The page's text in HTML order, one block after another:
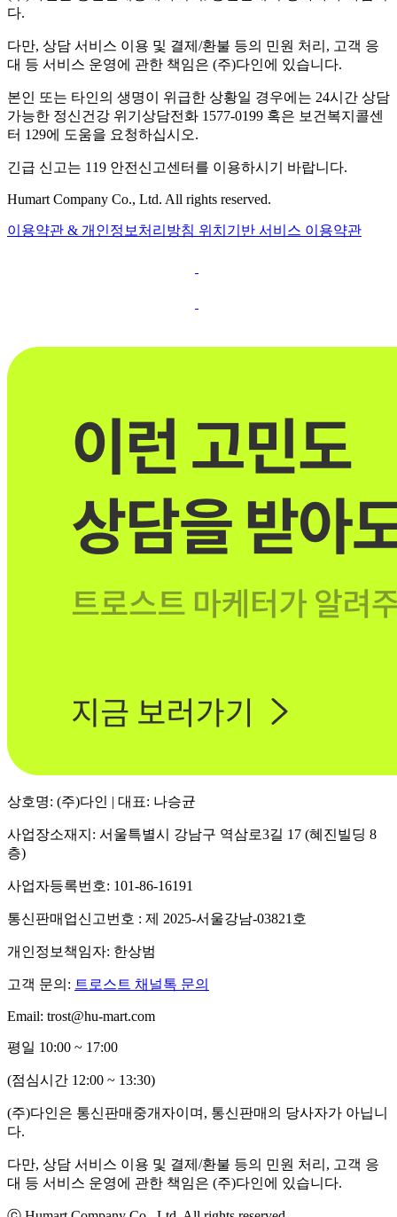
다.
다만, 상담 서비스 이용 및 결제/환불 등의 민원 처리, 고객 응
대 등 서비스 운영에 관한 책임은 (주)다인에 있습니다.
본인 또는 타인의 생명이 위급한 상황일 경우에는 24시간 상담
가능한 정신건강 위기상담전화 1577-0199 혹은 보건복지콜센
터 129에 도움을 요청하십시오.
긴급 신고는 119 안전신고센터를 이용하시기 바랍니다.
Humart Company Co., Ltd. All rights reserved.
이용약관 & 개인정보처리방침 위치기반 서비스 이용약관
상호명: (주)다인 | 대표: 나승균
사업장소재지: 서울특별시 강남구 역삼로3길 17 (혜진빌딩 8
층)
사업자등록번호: 101-86-16191
통신판매업신고번호 : 제 2025-서울강남-03821호
개인정보책임자: 한상범
고객 문의: 트로스트 채널톡 문의
Email: trost@hu-mart.com
평일 10:00 ~ 17:00
(점심시간 12:00 ~ 13:30)
(주)다인은 통신판매중개자이며, 통신판매의 당사자가 아닙니
다.
다만, 상담 서비스 이용 및 결제/환불 등의 민원 처리, 고객 응
대 등 서비스 운영에 관한 책임은 (주)다인에 있습니다.